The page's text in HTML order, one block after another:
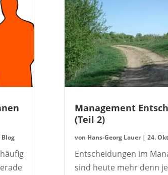
Blog
Management
(Teil 2)
von Hans-Georg Lauer| 24.
Entscheidungen im
sind heute mehr denn je